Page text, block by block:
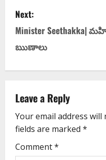
Next:
Minister Seethakka|
ఋణాలు
Leave a Reply
Your email address will
fields are marked *
Comment*